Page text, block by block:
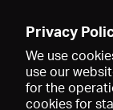
Privacy
We use
use our
for the
cookies for